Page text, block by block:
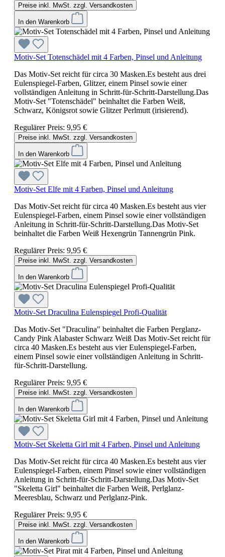
Preise inkl. MwSt. zzgl. Versandkosten
In den Warenkorb
Motiv-Set Totenschädel mit 4 Farben, Pinsel und Anleitung
Das Motiv-Set reicht für circa 30 Masken.Es besteht aus drei
Eulenspiegel-Farben, Glitzer, einem Pinsel sowie einer
vollständigen Anleitung in Schritt-für-Schritt-Darstellung.Das
Motiv-Set "Totenschädel" beinhaltet die Farben Weiß,
Schwarz, Königsrot sowie Glitzer Perlmutt (irisierend).
Regulärer Preis: 9,95 €
Preise inkl. MwSt. zzgl. Versandkosten
In den Warenkorb
Motiv-Set Elfe mit 4 Farben, Pinsel und Anleitung
Das Motiv-Set reicht für circa 40 Masken.Es besteht aus vier
Eulenspiegel-Farben, einem Pinsel sowie einer vollständigen
Anleitung in Schritt-für-Schritt-Darstellung.Das Motiv-Set
beinhaltet die Farben Weiß Hexengrün Tannengrün Pink.
Regulärer Preis: 9,95 €
Preise inkl. MwSt. zzgl. Versandkosten
In den Warenkorb
Motiv-Set Draculina Eulenspiegel Profi-Qualität
Das Motiv-Set "Draculina" beinhaltet die Farben Perglanz-
Candy Pink Alabaster Schwarz Weiß Das Motiv-Set reicht für
circa 40 Masken.Es besteht aus vier Eulenspiegel-Farben,
einem Pinsel sowie einer vollständigen Anleitung in Schritt-
für-Schritt-Darstellung.
Regulärer Preis: 9,95 €
Preise inkl. MwSt. zzgl. Versandkosten
In den Warenkorb
Motiv-Set Skeletta Girl mit 4 Farben, Pinsel und Anleitung
Das Motiv-Set reicht für circa 40 Masken.Es besteht aus vier
Eulenspiegel-Farben, einem Pinsel sowie einer vollständigen
Anleitung in Schritt-für-Schritt-Darstellung.Das Motiv-Set
"Skeletta Girl" beinhaltet die Farben Weiß, Perlglanz-
Meeresblau, Schwarz und Perlglanz-Pink.
Regulärer Preis: 9,95 €
Preise inkl. MwSt. zzgl. Versandkosten
In den Warenkorb